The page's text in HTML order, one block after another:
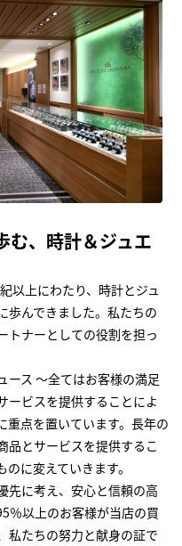
む、時計＆ジュエ
以上にわたり、時計とジュ
歩んできました。私たちの
トナーとしての役割を担っ
ース ～全てはお客様の満足
ービスを提供することによ
重点を置いています。長年の
品とサービスを提供するこ
に変えていきます。
先に考え、安心と信頼の高
％以上のお客様が当店の買
私たちの努力と献身の証で